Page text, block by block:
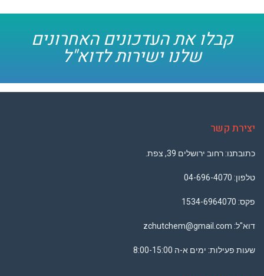
קבלו את העדכונים האחרונים
שלנו ישירות לדוא"ל
יצירת קשר
כתובתנו: רחוב ירושלים 39, צפת.
טלפון: ‏04-696-4070
פקס: 1534-6964070
דוא"ל:zchutchem@gmail.com‬
שעות פעילות: ימים א-ה 8:00-15:00